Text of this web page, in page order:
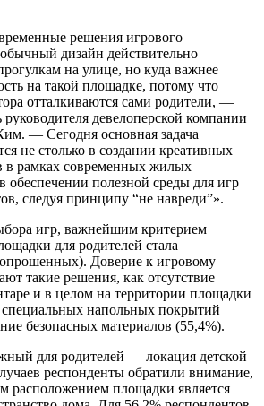
решения игрового
дизайн действительно
на улице, но куда важнее
на такой площадке, потому что
отталкиваются сами родители, —
руководителя девелоперской компании
— Сегодня основная задача
не столько в создании креативных
в рамках современных жилых
обеспечении полезной среды для игр
следуя принципу “не навреди”».
игр, важнейшим критерием
для родителей стала
опрошенных). Доверие к игровому
такие решения, как отсутствие
и в целом на территории площадки
напольных покрытий
безопасных материалов (55,4%).
для родителей — локация детской
респонденты обратили внимание,
расположением площадки является